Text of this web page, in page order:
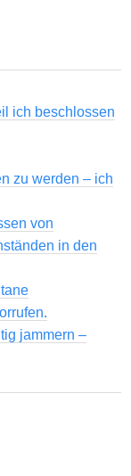
ich beschlossen
zu werden – ich
von
in den
jammern –